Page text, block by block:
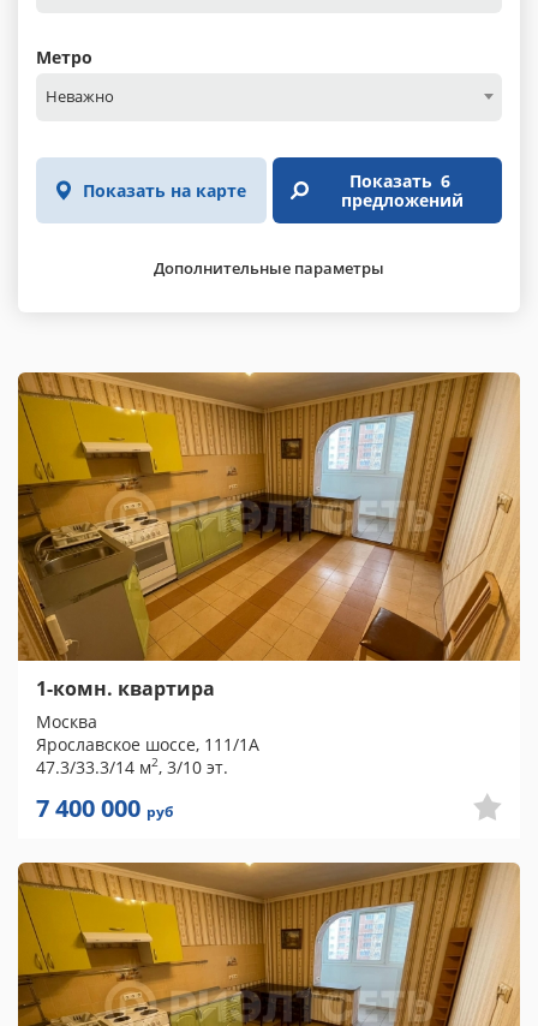
Метро
Неважно
Показать на карте Показать 6
предложений
Дополнительные параметры
1-комн. квартира
Москва
Ярославское шоссе, 111/1А
47.3/33.3/14 м2, 3/10 эт.
7 400 000 руб